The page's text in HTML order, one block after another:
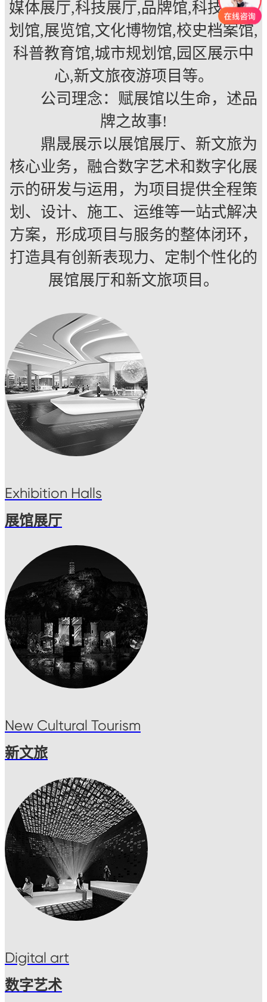
媒体展厅,科技展厅,品牌馆,科技馆,规
划馆,展览馆,文化博物馆,校史档案馆,
科普教育馆,城市规划馆,园区展示中
心,新文旅夜游项目等。
公司理念：赋展馆以生命，述品
牌之故事!
鼎晟展示以展馆展厅、新文旅为
核心业务，融合数字艺术和数字化展
示的研发与运用，为项目提供全程策
划、设计、施工、运维等一站式解决
方案，形成项目与服务的整体闭环，
打造具有创新表现力、定制个性化的
展馆展厅和新文旅项目。
Exhibition Halls
展馆展厅
New Cultural Tourism
新文旅
Digital art
数字艺术